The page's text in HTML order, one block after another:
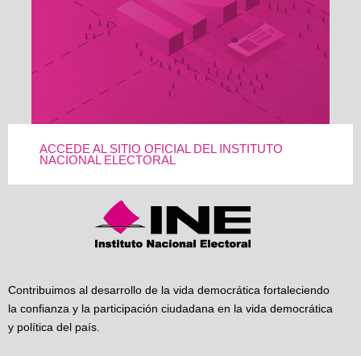
ACCEDE AL SITIO OFICIAL DEL INSTITUTO
NACIONAL ELECTORAL
Contribuimos al desarrollo de la vida democrática fortaleciendo
la confianza y la participación ciudadana en la vida democrática
y política del país.